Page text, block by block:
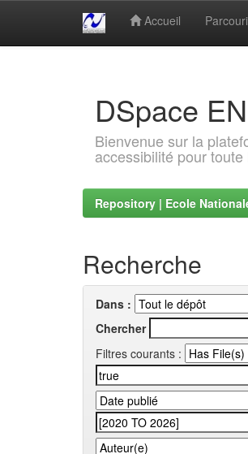
Accueil
DSpace
Bienvenue sur la
accessibilité pour
Repository | Ecole
Recherche
Dans :
Chercher
Filtres courants :